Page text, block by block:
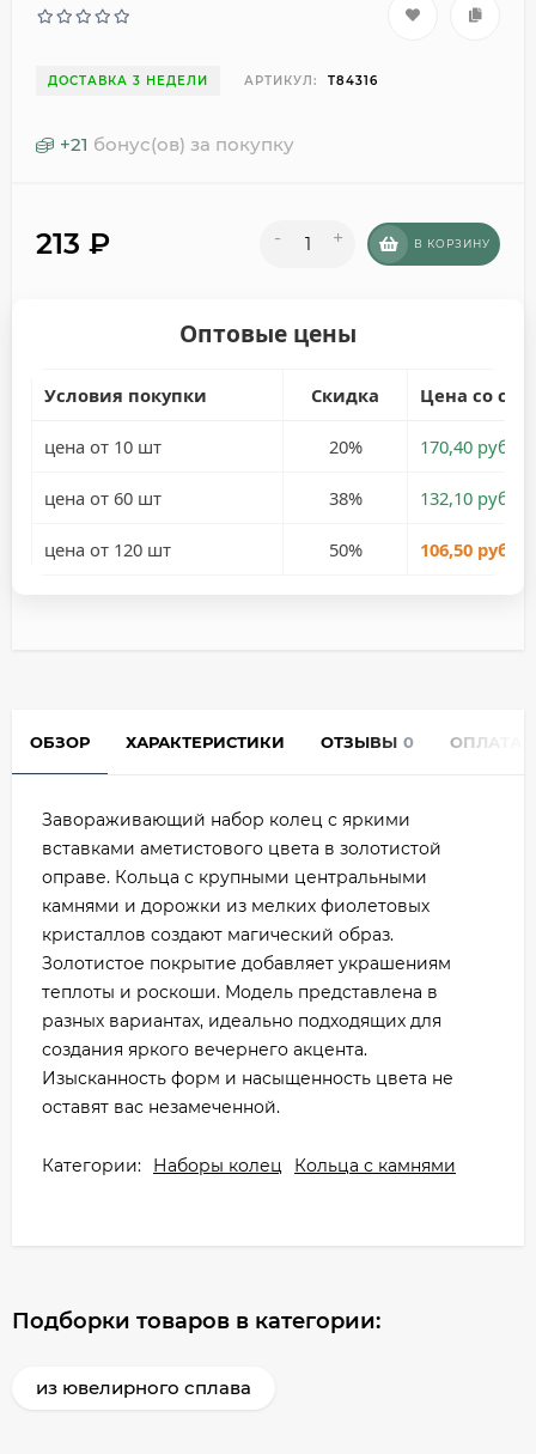
ДОСТАВКА 3 НЕДЕЛИ АРТИКУЛ: T84316
+21 бонус(ов) за покупку
213 ₽ - + В КОРЗИНУ
Оптовые цены
Условия покупки Скидка Цена со
цена от 10 шт 20% 170,40 руб.
цена от 60 шт 38% 132,10 руб.
цена от 120 шт 50% 106,50 руб.
ОБЗОР ХАРАКТЕРИСТИКИ ОТЗЫВЫ 0 ОПЛАТА
Завораживающий набор колец с яркими
вставками аметистового цвета в золотистой
оправе. Кольца с крупными центральными
камнями и дорожки из мелких фиолетовых
кристаллов создают магический образ.
Золотистое покрытие добавляет украшениям
теплоты и роскоши. Модель представлена в
разных вариантах, идеально подходящих для
создания яркого вечернего акцента.
Изысканность форм и насыщенность цвета не
оставят вас незамеченной.
Категории: Наборы колец Кольца с камнями
Подборки товаров в категории:
из ювелирного сплава